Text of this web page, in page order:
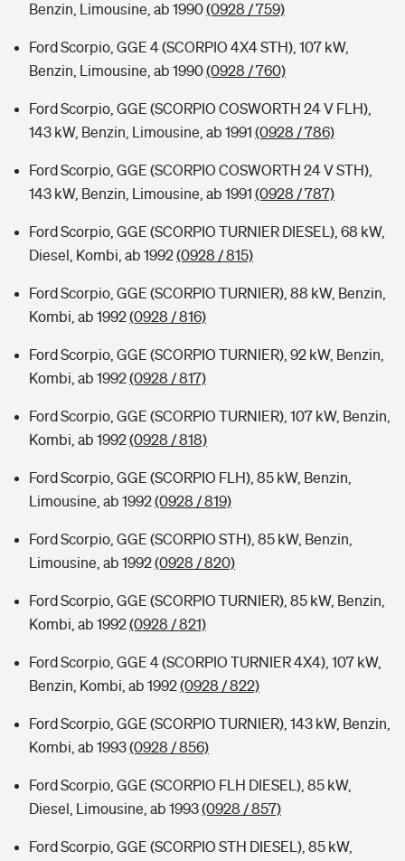
Benzin, Limousine, ab 1990(0928 / 759)
Ford Scorpio, GGE 4 (SCORPIO 4X4 STH), 107 kW,
Benzin, Limousine, ab 1990(0928 / 760)
Ford Scorpio, GGE (SCORPIO COSWORTH 24 V FLH),
143 kW, Benzin, Limousine, ab 1991 (0928 / 786)
Ford Scorpio, GGE (SCORPIO COSWORTH 24 V STH),
143 kW, Benzin, Limousine, ab 1991 (0928 / 787)
Ford Scorpio, GGE (SCORPIO TURNIER DIESEL), 68 kW,
Diesel, Kombi, ab 1992(0928 / 815)
Ford Scorpio, GGE (SCORPIO TURNIER), 88 kW, Benzin,
Kombi, ab 1992(0928 / 816)
Ford Scorpio, GGE (SCORPIO TURNIER), 92 kW, Benzin,
Kombi, ab 1992(0928 / 817)
Ford Scorpio, GGE (SCORPIO TURNIER), 107 kW, Benzin,
Kombi, ab 1992(0928 / 818)
Ford Scorpio, GGE (SCORPIO FLH), 85 kW, Benzin,
Limousine, ab 1992(0928 / 819)
Ford Scorpio, GGE (SCORPIO STH), 85 kW, Benzin,
Limousine, ab 1992(0928 / 820)
Ford Scorpio, GGE (SCORPIO TURNIER), 85 kW, Benzin,
Kombi, ab 1992(0928 / 821)
Ford Scorpio, GGE 4 (SCORPIO TURNIER 4X4), 107 kW,
Benzin, Kombi, ab 1992(0928 / 822)
Ford Scorpio, GGE (SCORPIO TURNIER), 143 kW, Benzin,
Kombi, ab 1993(0928 / 856)
Ford Scorpio, GGE (SCORPIO FLH DIESEL), 85 kW,
Diesel, Limousine, ab 1993(0928 / 857)
Ford Scorpio, GGE (SCORPIO STH DIESEL), 85 kW,